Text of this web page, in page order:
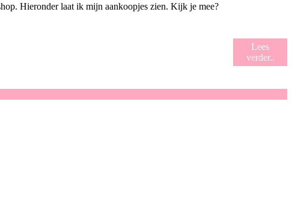
Hieronder laat ik mijn aankoopjes zien. Kijk je mee?
Lees
verder..